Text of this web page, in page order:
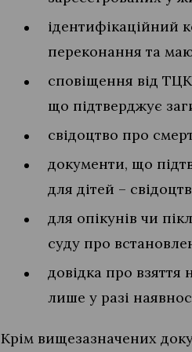
ідентифікаційний
переконання та
сповіщення від
що підтверджує
свідоцтво про
документи, що
для дітей –
для опікунів чи
суду про
довідка про
лише у разі
Крім вищезазначених